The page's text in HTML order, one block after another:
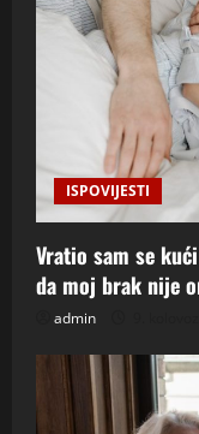
ISPOVIJESTI
Vratio sam se
da moj brak nije
admin